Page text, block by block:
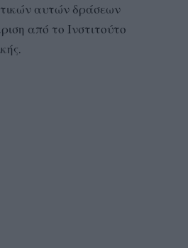
αυτών δράσεων
από το Ινστιτούτο